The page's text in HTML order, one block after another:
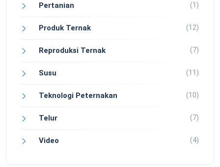
Pertanian (1)
Produk Ternak (12)
Reproduksi Ternak (7)
Susu (11)
Teknologi Peternakan (10)
Telur (7)
Video (4)